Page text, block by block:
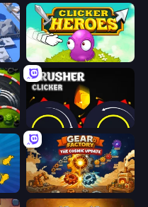
Clicker Heroes
Crusher Clicker
Gear Factory